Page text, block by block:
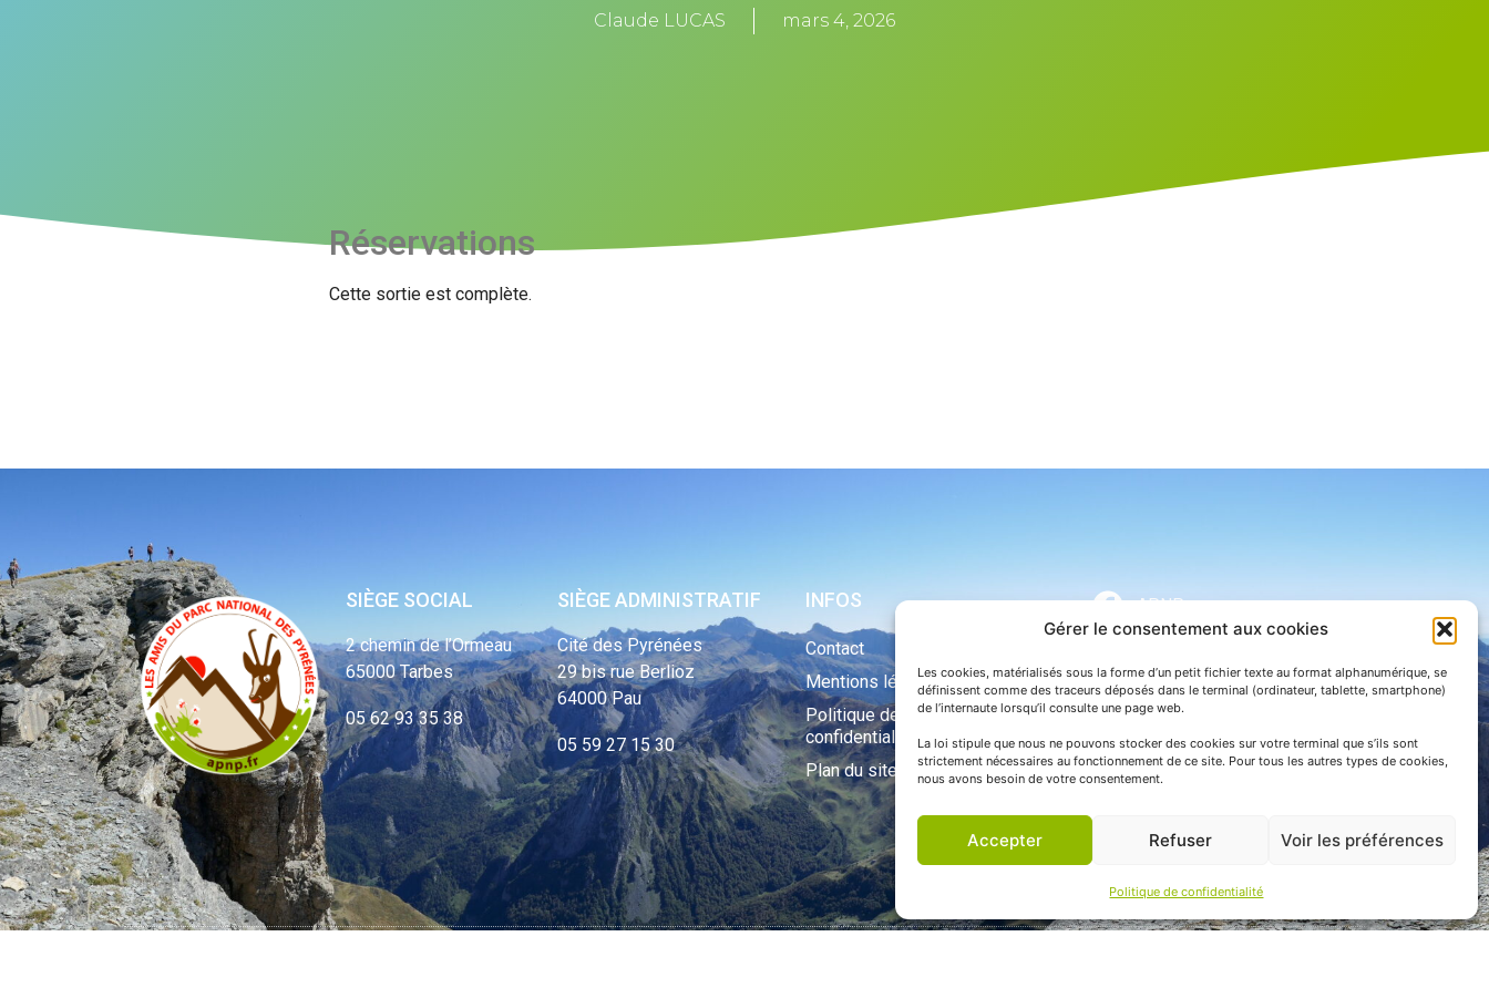
Gérer le consentement aux cookies
Les cookies, matérialisés sous la forme d’un petit fichier texte au format alphanumérique, se
définissent comme des traceurs déposés dans le terminal (ordinateur, tablette, smartphone)
de l’internaute lorsqu’il consulte une page web.
La loi stipule que nous ne pouvons stocker des cookies sur votre terminal que s’ils sont
strictement nécessaires au fonctionnement de ce site. Pour tous les autres types de cookies,
nous avons besoin de votre consentement.
Accepter Refuser Voir les préférences
Politique de confidentialité
Claude LUCAS mars 4, 2026
Réservations
Cette sortie est complète.
SIÈGE SOCIAL
2 chemin de l’Ormeau
65000 Tarbes
05 62 93 35 38
SIÈGE ADMINISTRATIF
Cité des Pyrénées
29 bis rue Berlioz
64000 Pau
05 59 27 15 30
INFOS
Contact
Mentions légales
Politique de
confidentialité
Plan du site
APNP
Parc national des Pyrénées